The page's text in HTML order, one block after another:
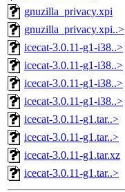
gnuzilla_privacy.xpi
gnuzilla_privacy.xpi..>
icecat-3.0.11-g1-i38..>
icecat-3.0.11-g1-i38..>
icecat-3.0.11-g1-i38..>
icecat-3.0.11-g1-i38..>
icecat-3.0.11-g1.tar..>
icecat-3.0.11-g1.tar..>
icecat-3.0.11-g1.tar.xz
icecat-3.0.11-g1.tar..>